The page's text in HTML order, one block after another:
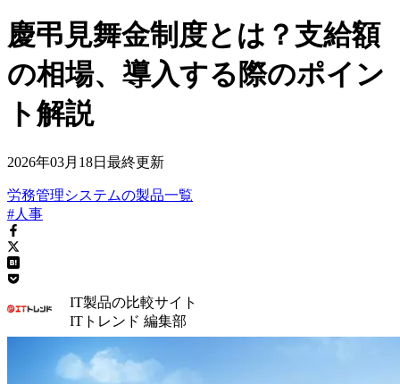
慶弔見舞金制度とは？支給額
の相場、導入する際のポイン
ト解説
2026年03月18日 最終更新
労務管理システムの製品一覧
#人事
IT製品の比較サイト
ITトレンド 編集部